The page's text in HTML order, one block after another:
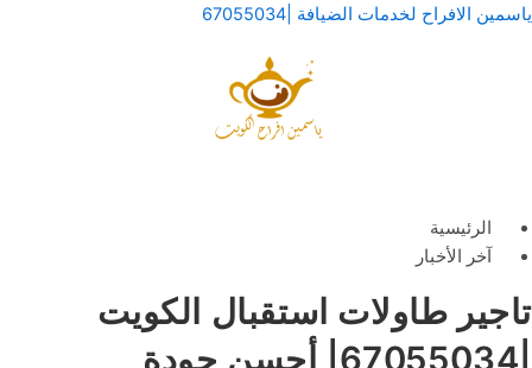
تخطي
ياسمين الافراح لخدمات الضيافة |67055034
القائمة
الرئيسية
آخر الأخبار
تاجير طاولات استقبال الكويت
القائمة